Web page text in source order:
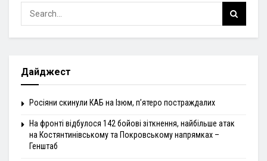
Дайджест
Росіяни скинули КАБ на Ізюм, п’ятеро постраждалих
На фронті відбулося 142 бойові зіткнення, найбільше атак
на Костянтинівському та Покровському напрямках –
Генштаб